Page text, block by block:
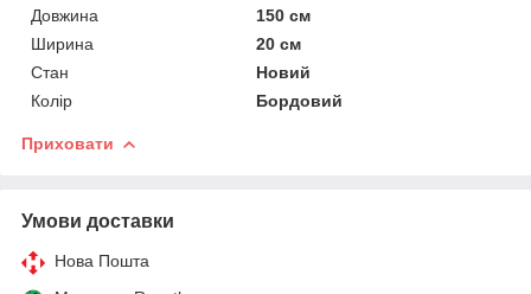
Довжина
150 см
Ширина
20 см
Стан
Новий
Колір
Бордовий
Приховати
Умови доставки
Нова Пошта